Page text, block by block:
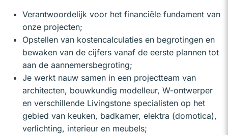
Verantwoordelijk voor het financiële fundament van
onze projecten;
Opstellen van kostencalculaties en begrotingen en
bewaken van de cijfers vanaf de eerste plannen tot
aan de aannemersbegroting;
Je werkt nauw samen in een projectteam van
architecten, bouwkundig modelleur, W-ontwerper
en verschillende Livingstone specialisten op het
gebied van keuken, badkamer, elektra (domotica),
verlichting, interieur en meubels;